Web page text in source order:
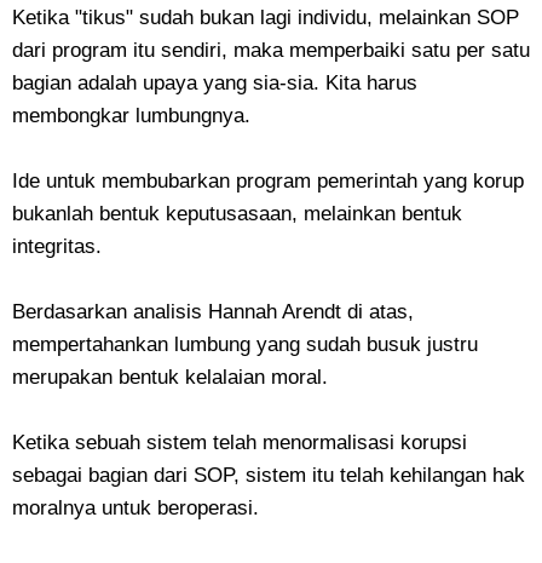
​Ketika "tikus" sudah bukan lagi individu, melainkan SOP
dari program itu sendiri, maka memperbaiki satu per satu
bagian adalah upaya yang sia-sia. Kita harus
membongkar lumbungnya.
​Ide untuk membubarkan program pemerintah yang korup
bukanlah bentuk keputusasaan, melainkan bentuk
integritas.
​Berdasarkan analisis Hannah Arendt di atas,
mempertahankan lumbung yang sudah busuk justru
merupakan bentuk kelalaian moral.
Ketika sebuah sistem telah menormalisasi korupsi
sebagai bagian dari SOP, sistem itu telah kehilangan hak
moralnya untuk beroperasi.